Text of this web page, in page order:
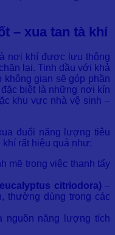
– xua tan tà khí
nơi khí được lưu thông
lại. Tinh dầu với khả
gian sẽ góp phần
biệt là những nơi kín
khu vực nhà vệ sinh –
đuổi năng lượng tiêu
rất hiệu quả như:
mẽ trong việc thanh tẩy
citriodora)–
thường dùng trong các
nguồn năng lượng tích